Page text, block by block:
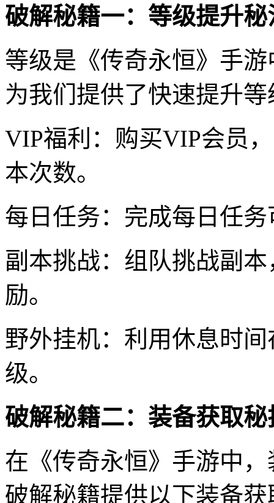
破解秘籍一：等级提升秘
等级是《传奇永恒》手
为我们提供了快速提升
VIP福利：购买VIP会员
本次数。
每日任务：完成每日任
副本挑战：组队挑战副
励。
野外挂机：利用休息时
级。
破解秘籍二：装备获取秘
在《传奇永恒》手游中
破解秘籍提供以下装备